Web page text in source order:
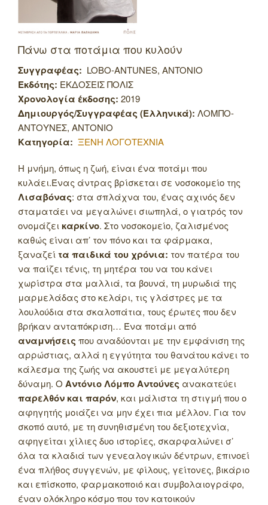
Πάνω στα ποτάμια που κυλούν
Συγγραφέας: LOBO-ANTUNES, ANTONIO
Εκδότης: ΕΚΔΟΣΕΙΣ ΠΟΛΙΣ
Χρονολογία έκδοσης: 2019
Δημιουργός/Συγγραφέας (Ελληνικά): ΛΟΜΠΟ-
ΑΝΤΟΥΝΕΣ, ΑΝΤΟΝΙΟ
Κατηγορία: ΞΕΝΗ ΛΟΓΟΤΕΧΝΙΑ
Η μνήμη, όπως η ζωή, είναι ένα ποτάμι που
κυλάει.Ένας άντρας βρίσκεται σε νοσοκομείο της
Λισαβόνας: στα σπλάχνα του, ένας αχινός δεν
σταματάει να μεγαλώνει σιωπηλά, ο γιατρός τον
ονομάζει καρκίνο. Στο νοσοκομείο, ζαλισμένος
καθώς είναι απ’ τον πόνο και τα φάρμακα,
ξαναζεί τα παιδικά του χρόνια: τον πατέρα του
να παίζει τένις, τη μητέρα του να του κάνει
χωρίστρα στα μαλλιά, τα βουνά, τη μυρωδιά της
μαρμελάδας στο κελάρι, τις γλάστρες με τα
λουλούδια στα σκαλοπάτια, τους έρωτες που δεν
βρήκαν ανταπόκριση… Ένα ποτάμι από
αναμνήσεις που αναδύονται με την εμφάνιση της
αρρώστιας, αλλά η εγγύτητα του θανάτου κάνει το
κάλεσμα της ζωής να ακουστεί με μεγαλύτερη
δύναμη. Ο Αντόνιο Λόμπο Αντούνες ανακατεύει
παρελθόν και παρόν, και μάλιστα τη στιγμή που ο
αφηγητής μοιάζει να μην έχει πια μέλλον. Για τον
σκοπό αυτό, με τη συνηθισμένη του δεξιοτεχνία,
αφηγείται χίλιες δυο ιστορίες, σκαρφαλώνει σ’
όλα τα κλαδιά των γενεαλογικών δέντρων, επινοεί
ένα πλήθος συγγενών, με φίλους, γείτονες, βικάριο
και επίσκοπο, φαρμακοποιό και συμβολαιογράφο,
έναν ολόκληρο κόσμο που τον κατοικούν